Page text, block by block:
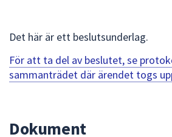
Det här är ett beslutsunderlag.
För att ta del av beslutet, se
sammanträdet där ärendet togs
Dokument